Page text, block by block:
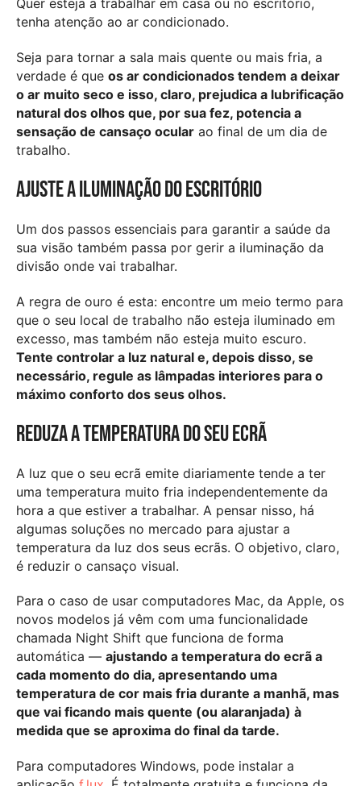
Quer esteja a trabalhar em casa ou no escritório,
tenha atenção ao ar condicionado.
Seja para tornar a sala mais quente ou mais fria, a
verdade é que os ar condicionados tendem a deixar
o ar muito seco e isso, claro, prejudica a lubrificação
natural dos olhos que, por sua fez, potencia a
sensação de cansaço ocular ao final de um dia de
trabalho.
Ajuste a iluminação do escritório
Um dos passos essenciais para garantir a saúde da
sua visão também passa por gerir a iluminação da
divisão onde vai trabalhar.
A regra de ouro é esta: encontre um meio termo para
que o seu local de trabalho não esteja iluminado em
excesso, mas também não esteja muito escuro.
Tente controlar a luz natural e, depois disso, se
necessário, regule as lâmpadas interiores para o
máximo conforto dos seus olhos.
Reduza a temperatura do seu ecrã
A luz que o seu ecrã emite diariamente tende a ter
uma temperatura muito fria independentemente da
hora a que estiver a trabalhar. A pensar nisso, há
algumas soluções no mercado para ajustar a
temperatura da luz dos seus ecrãs. O objetivo, claro,
é reduzir o cansaço visual.
Para o caso de usar computadores Mac, da Apple, os
novos modelos já vêm com uma funcionalidade
chamada Night Shift que funciona de forma
automática — ajustando a temperatura do ecrã a
cada momento do dia, apresentando uma
temperatura de cor mais fria durante a manhã, mas
que vai ficando mais quente (ou alaranjada) à
medida que se aproxima do final da tarde.
Para computadores Windows, pode instalar a